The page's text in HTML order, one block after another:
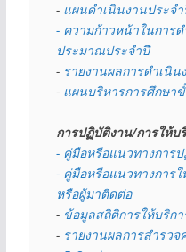
- แผนดำเนินงานประจ
- ความก้าวหน้าในการ
ประมาณประจำปี
- รายงานผลการดำเนิน
- แผนบริหารการศึกษา
การปฏิบัติงาน/การให้บ
- คู่มือหรือแนวทางการ
- คู่มือหรือแนวทางการ
หรือผู้มาติดต่อ
- ข้อมูลสถิติการให้บริกา
- รายงานผลการสำรวจ